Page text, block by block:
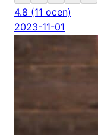
4.8 (11 ocen)
2023-11-01